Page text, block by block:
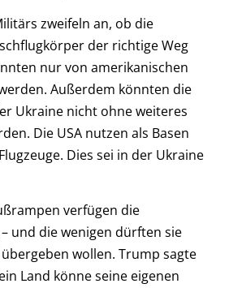
zweifeln an, ob die
der richtige Weg
nur von amerikanischen
Außerdem könnten die
Ukraine nicht ohne weiteres
Die USA nutzen als Basen
Dies sei in der Ukraine
verfügen die
und die wenigen dürften sie
wollen. Trump sagte
Land könne seine eigenen